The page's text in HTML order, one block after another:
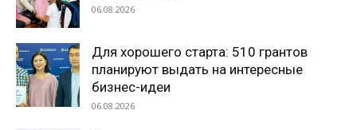
06.08.2026
Для хорошего старта: 510 грантов
планируют выдать на интересные
бизнес-идеи
06.08.2026